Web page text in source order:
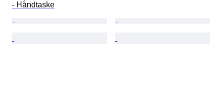
- Håndtaske